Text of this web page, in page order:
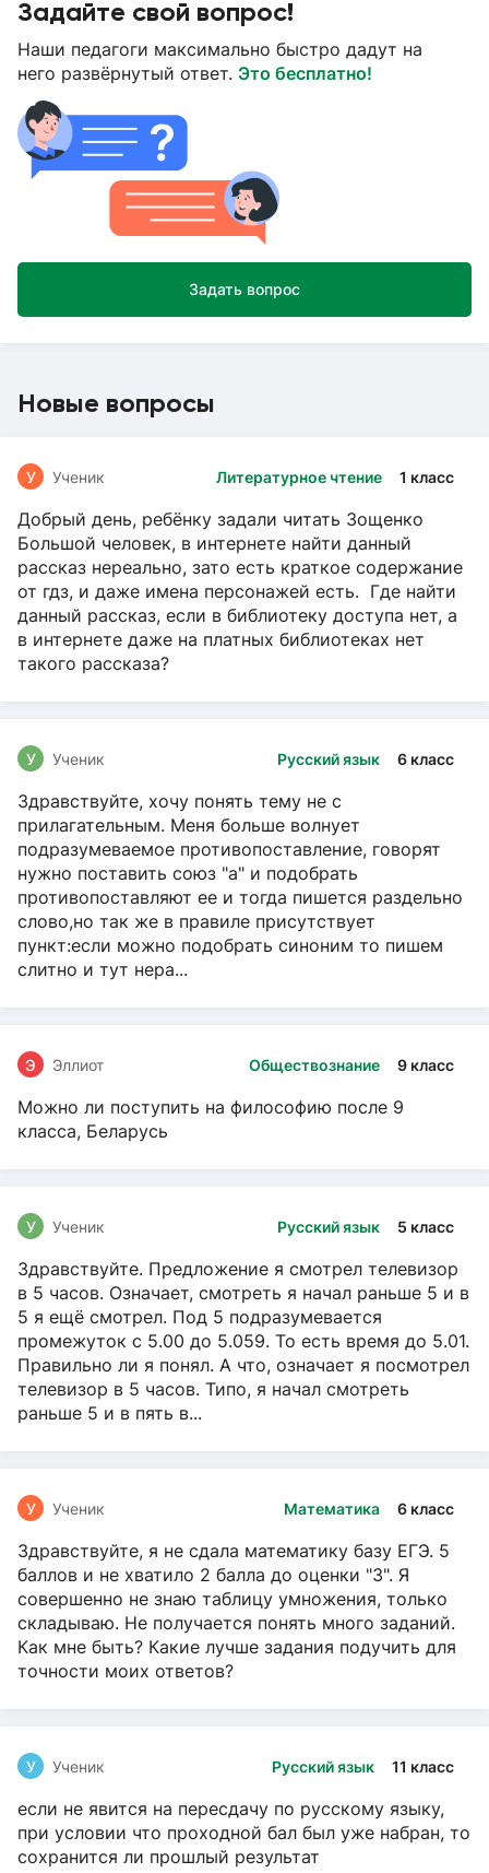
Задайте свой вопрос!
Наши педагоги максимально быстро дадут на
него развёрнутый ответ. Это бесплатно!
Задать вопрос
Новые вопросы
Литературное чтение 1 класс
У Ученик
Добрый день, ребёнку задали читать Зощенко
Большой человек, в интернете найти данный
рассказ нереально, зато есть краткое содержание
от гдз, и даже имена персонажей есть. Где найти
данный рассказ, если в библиотеку доступа нет, а
в интернете даже на платных библиотеках нет
такого рассказа?
Русский язык 6 класс
У Ученик
Здравствуйте, хочу понять тему не с
прилагательным. Меня больше волнует
подразумеваемое противопоставление, говорят
нужно поставить союз "а" и подобрать
противопоставляют ее и тогда пишется раздельно
слово,но так же в правиле присутствует
пункт:если можно подобрать синоним то пишем
слитно и тут нера...
Обществознание 9 класс
Э Эллиот
Можно ли поступить на философию после 9
класса, Беларусь
Русский язык 5 класс
У Ученик
Здравствуйте. Предложение я смотрел телевизор
в 5 часов. Означает, смотреть я начал раньше 5 и в
5 я ещё смотрел. Под 5 подразумевается
промежуток с 5.00 до 5.059. То есть время до 5.01.
Правильно ли я понял. А что, означает я посмотрел
телевизор в 5 часов. Типо, я начал смотреть
раньше 5 и в пять в...
Математика 6 класс
У Ученик
Здравствуйте, я не сдала математику базу ЕГЭ. 5
баллов и не хватило 2 балла до оценки "3". Я
совершенно не знаю таблицу умножения, только
складываю. Не получается понять много заданий.
Как мне быть? Какие лучше задания подучить для
точности моих ответов?
Русский язык 11 класс
У Ученик
если не явится на пересдачу по русскому языку,
при условии что проходной бал был уже набран, то
сохранится ли прошлый результат